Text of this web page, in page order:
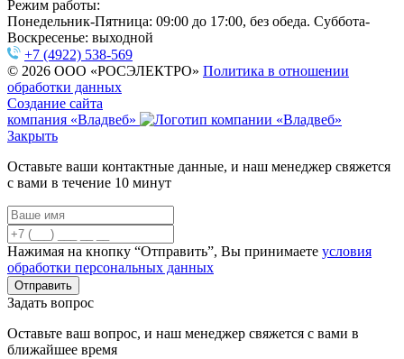
Режим работы:
Понедельник-Пятница: 09:00 до 17:00, без обеда. Суббота-
Воскресенье: выходной
+7 (4922) 538-569
© 2026 ООО «РОСЭЛЕКТРО» Политика в отношении
обработки данных
Создание сайта
компания «Владвеб»
Закрыть
Оставьте ваши контактные данные, и наш менеджер свяжется
с вами в течение 10 минут
Нажимая на кнопку “Отправить”, Вы принимаете условия
обработки персональных данных
Задать вопрос
Оставьте ваш вопрос, и наш менеджер свяжется с вами в
ближайшее время